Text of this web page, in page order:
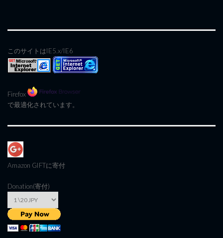
このサイトはIE5.x/IE6
Firefox
で最適化されています。
Amazon GIFTに寄付
Donation(寄付)